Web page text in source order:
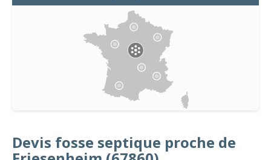
Devis fosse septique proche de